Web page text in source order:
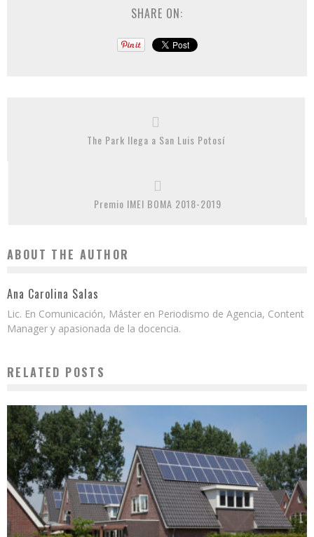
SHARE ON:
The Park llega a San Luis Potosí
Premio IMEI BOMA 2018-2019
ABOUT THE AUTHOR
Ana Carolina Salas
Lic. En Comunicación, Máster en Periodismo de Agencia, Content
Manager y apasionada de la docencia.
RELATED POSTS